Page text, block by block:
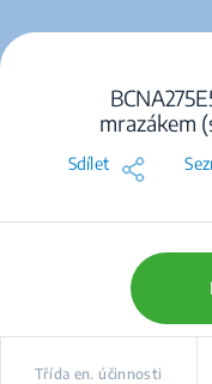
mrazákem
Sdílet
Třída en. účinnosti